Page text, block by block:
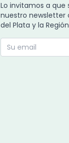
Lo invitamos a que
nuestro newsletter
del Plata y la Región